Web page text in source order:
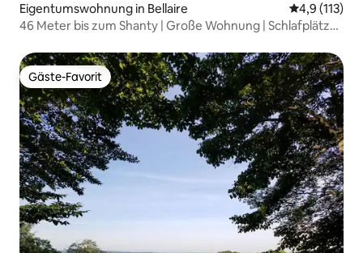
Eigentumswohnung in Bellaire
4,9 (113)
46 Meter bis zum Shanty | Große Wohnung | Schlafplätze
Gäste-Favorit
Gäste-Favorit